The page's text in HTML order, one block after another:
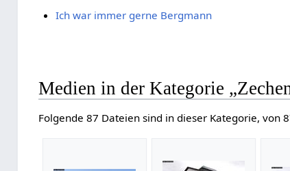
Ich war immer gerne Bergmann
Medien in der Kategorie
Folgende 87 Dateien sind in dieser Kategorie, von